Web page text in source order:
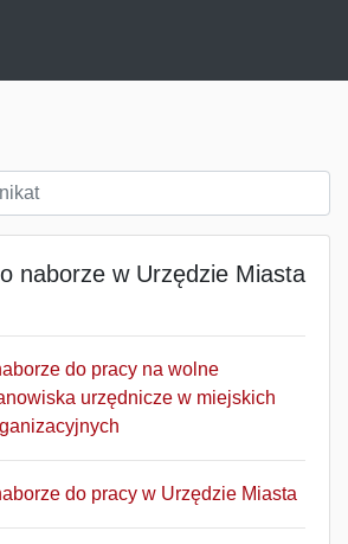
naborze w Urzędzie Miasta
do pracy na wolne
urzędnicze w miejskich
do pracy w Urzędzie Miasta